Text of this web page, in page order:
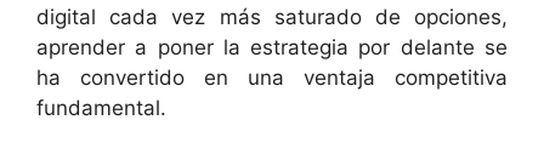
digital cada vez más saturado de opciones,
aprender a poner la estrategia por delante se
ha convertido en una ventaja competitiva
fundamental.